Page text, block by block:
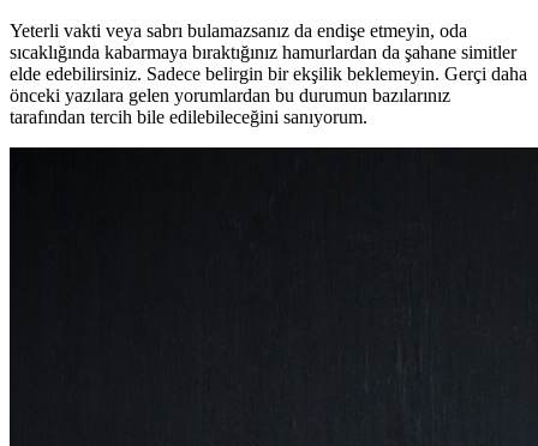
Yeterli vakti veya sabrı bulamazsanız da endişe etmeyin, oda
sıcaklığında kabarmaya bıraktığınız hamurlardan da şahane simitler
elde edebilirsiniz. Sadece belirgin bir ekşilik beklemeyin. Gerçi daha
önceki yazılara gelen yorumlardan bu durumun bazılarınız
tarafından tercih bile edilebileceğini sanıyorum.